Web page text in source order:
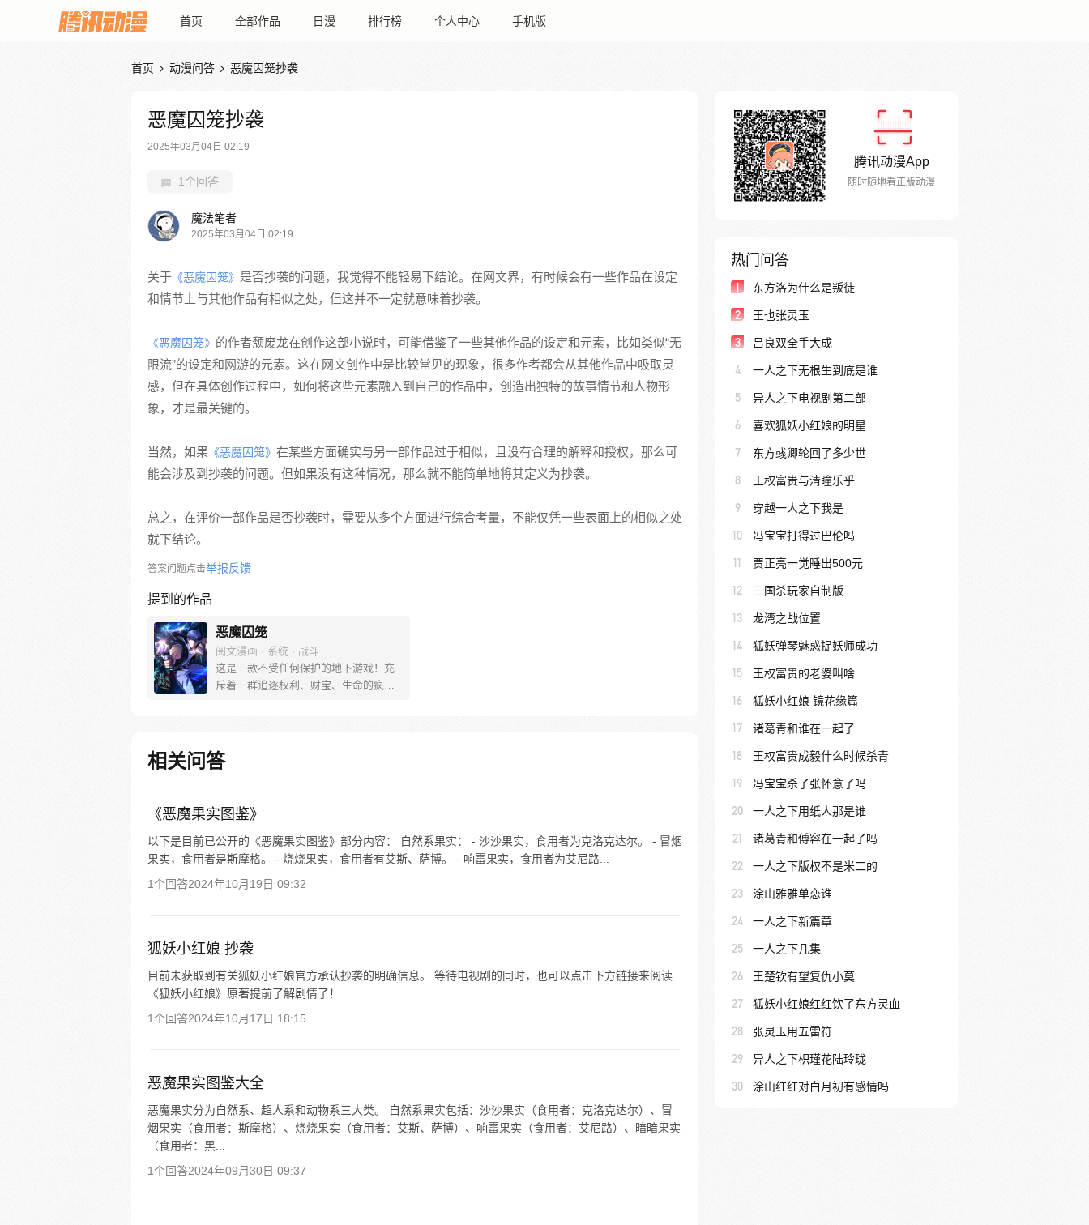
首页 全部作品 日漫 排行榜 个人中心 手机版
首页  动漫问答  恶魔囚笼抄袭
恶魔囚笼抄袭
2025年03月04日 02:19
1个回答
魔法笔者
2025年03月04日 02:19
关于 《恶魔囚笼》 是否抄袭的问题，我觉得不能轻易下结论。在网文界，有时候会有一些作品在设定
和情节上与其他作品有相似之处，但这并不一定就意味着抄袭。
《恶魔囚笼》 的作者颓废龙在创作这部小说时，可能借鉴了一些其他作品的设定和元素，比如类似“无
限流”的设定和网游的元素。这在网文创作中是比较常见的现象，很多作者都会从其他作品中吸取灵
感，但在具体创作过程中，如何将这些元素融入到自己的作品中，创造出独特的故事情节和人物形
象，才是最关键的。
当然，如果 《恶魔囚笼》 在某些方面确实与另一部作品过于相似，且没有合理的解释和授权，那么可
能会涉及到抄袭的问题。但如果没有这种情况，那么就不能简单地将其定义为抄袭。
总之，在评价一部作品是否抄袭时，需要从多个方面进行综合考量，不能仅凭一些表面上的相似之处
就下结论。
答案问题点击举报反馈
提到的作品
恶魔囚笼
阅文漫画 · 系统 · 战斗
这是一款不受任何保护的地下游戏！充
斥着一群追逐权利、财宝、生命的疯
相关问答
《恶魔果实图鉴》
以下是目前已公开的《恶魔果实图鉴》部分内容： 自然系果实： - 沙沙果实，食用者为克洛克达尔。 - 冒烟
果实，食用者是斯摩格。 - 烧烧果实，食用者有艾斯、萨博。 - 响雷果实，食用者为艾尼路...
1个回答2024年10月19日 09:32
狐妖小红娘 抄袭
目前未获取到有关狐妖小红娘官方承认抄袭的明确信息。 等待电视剧的同时，也可以点击下方链接来阅读
《狐妖小红娘》原著提前了解剧情了！
1个回答2024年10月17日 18:15
恶魔果实图鉴大全
恶魔果实分为自然系、超人系和动物系三大类。 自然系果实包括：沙沙果实（食用者：克洛克达尔）、冒
烟果实（食用者：斯摩格）、烧烧果实（食用者：艾斯、萨博）、响雷果实（食用者：艾尼路）、暗暗果实
（食用者：黑...
1个回答2024年09月30日 09:37
腾讯动漫App
随时随地看正版动漫
热门问答
1 东方洛为什么是叛徒
2 王也张灵玉
3 吕良双全手大成
4 一人之下无根生到底是谁
5 异人之下电视剧第二部
6 喜欢狐妖小红娘的明星
7 东方彧卿轮回了多少世
8 王权富贵与清瞳乐乎
9 穿越一人之下我是
10 冯宝宝打得过巴伦吗
11 贾正亮一觉睡出500元
12 三国杀玩家自制版
13 龙湾之战位置
14 狐妖弹琴魅惑捉妖师成功
15 王权富贵的老婆叫啥
16 狐妖小红娘 镜花缘篇
17 诸葛青和谁在一起了
18 王权富贵成毅什么时候杀青
19 冯宝宝杀了张怀意了吗
20 一人之下用纸人那是谁
21 诸葛青和傅容在一起了吗
22 一人之下版权不是米二的
23 涂山雅雅单恋谁
24 一人之下新篇章
25 一人之下几集
26 王楚钦有望复仇小莫
27 狐妖小红娘红红饮了东方灵血
28 张灵玉用五雷符
29 异人之下枳瑾花陆玲珑
30 涂山红红对白月初有感情吗